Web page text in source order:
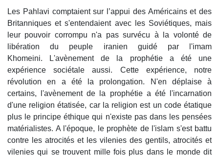
Les Pahlavi comptaient sur l’appui des Américains et des
Britanniques et s'entendaient avec les Soviétiques, mais
leur pouvoir corrompu n'a pas survécu à la volonté de
libération du peuple iranien guidé par l'imam
Khomeini. L'avènement de la prophétie a été une
expérience sociétale aussi. Cette expérience, notre
révolution en a été la prolongation. N'en déplaise à
certains, l'avènement de la prophétie a été l'incarnation
d'une religion étatisée, car la religion est un code étatique
plus le principe éthique qui n'existe pas dans les pensées
matérialistes. A l'époque, le prophète de l'islam s'est battu
contre les atrocités et les vilenies des gentils, atrocités et
vilenies qui se trouvent mille fois plus dans le monde dit